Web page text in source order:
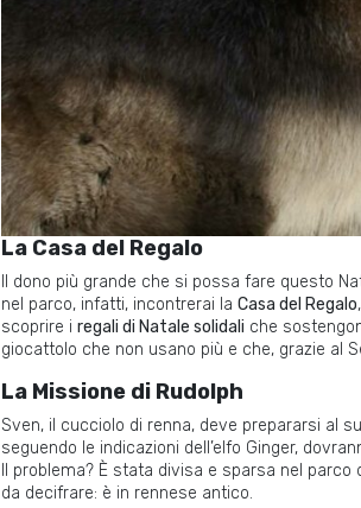
La Casa del Regalo
Il dono più grande che si possa fare questo
nel parco, infatti, incontrerai la Casa del Regalo
scoprire i regali di Natale solidali che
giocattolo che non usano più e che, grazie al
La Missione di Rudolph
Sven, il cucciolo di renna, deve prepararsi al
seguendo le indicazioni dell’elfo Ginger,
Il problema? È stata divisa e sparsa nel
da decifrare: è in rennese antico.